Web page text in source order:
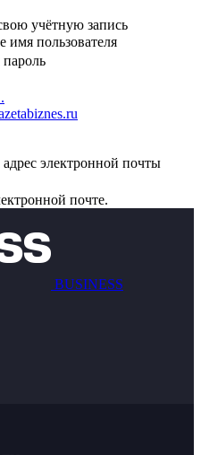
учётную запись
имя пользователя
электронной почты
почте.
BUSINESS